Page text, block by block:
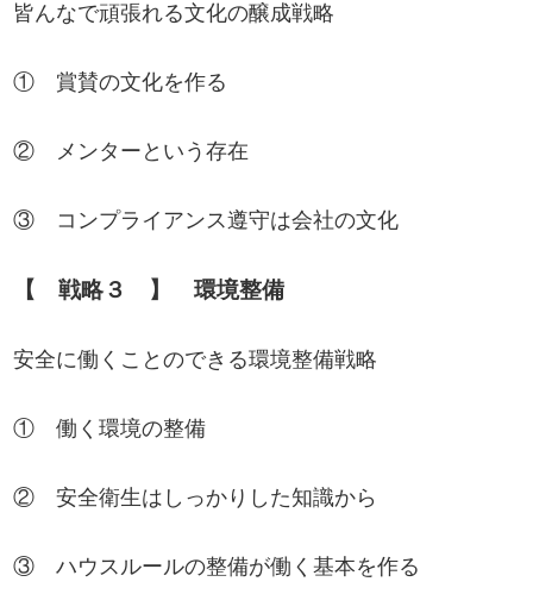
皆んなで頑張れる文化の醸成戦略
① 賞賛の文化を作る
② メンターという存在
③ コンプライアンス遵守は会社の文化
【 戦略３ 】 環境整備
安全に働くことのできる環境整備戦略
① 働く環境の整備
② 安全衛生はしっかりした知識から
③ ハウスルールの整備が働く基本を作る